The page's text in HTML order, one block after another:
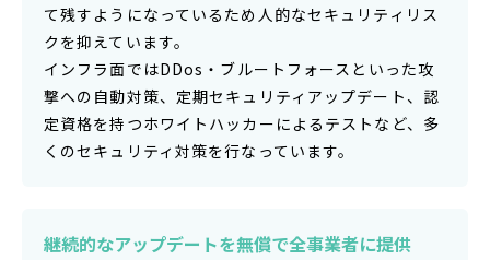
て残すようになっているため人的なセキュリティリス
クを抑えています。
インフラ面ではDDos・ブルートフォースといった攻
撃への自動対策、定期セキュリティアップデート、認
定資格を持つホワイトハッカーによるテストなど、多
くのセキュリティ対策を行なっています。
継続的なアップデートを無償で全事業者に提供